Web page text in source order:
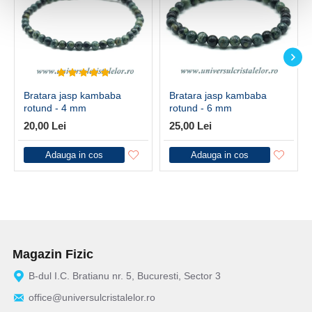
Bratara jasp kambaba
rotund - 4 mm
20,00 Lei
Adauga in cos
Bratara jasp kambaba
rotund - 6 mm
25,00 Lei
Adauga in cos
Magazin Fizic
B-dul I.C. Bratianu nr. 5, Bucuresti, Sector 3
office@universulcristalelor.ro